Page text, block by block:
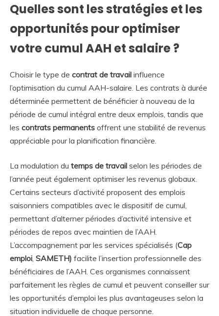
Quelles sont les stratégies et les
opportunités pour optimiser
votre cumul AAH et salaire ?
Choisir le type de contrat de travail influence
l’optimisation du cumul AAH-salaire. Les contrats à durée
déterminée permettent de bénéficier à nouveau de la
période de cumul intégral entre deux emplois, tandis que
les contrats permanents offrent une stabilité de revenus
appréciable pour la planification financière.
La modulation du temps de travail selon les périodes de
l’année peut également optimiser les revenus globaux.
Certains secteurs d’activité proposent des emplois
saisonniers compatibles avec le dispositif de cumul,
permettant d’alterner périodes d’activité intensive et
périodes de repos avec maintien de l’AAH.
L’accompagnement par les services spécialisés (Cap
emploi SAMETH) facilite l’insertion professionnelle des
bénéficiaires de l’AAH. Ces organismes connaissent
parfaitement les règles de cumul et peuvent conseiller sur
les opportunités d’emploi les plus avantageuses selon la
situation individuelle de chaque personne.